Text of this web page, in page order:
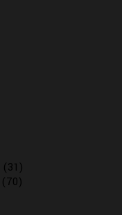
(31)
(70)